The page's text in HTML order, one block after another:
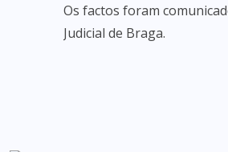
Os factos foram
Judicial de Braga.